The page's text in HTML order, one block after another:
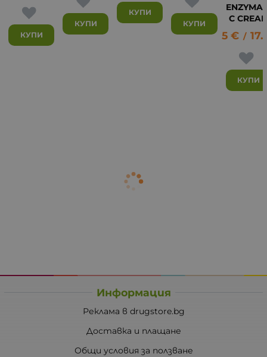
КУПИ
КУПИ
КУПИ
КУПИ
C
8.85 € /
КУПИ
Информация
Реклама в drugstore.bg
Доставка и плащане
Общи условия за ползване